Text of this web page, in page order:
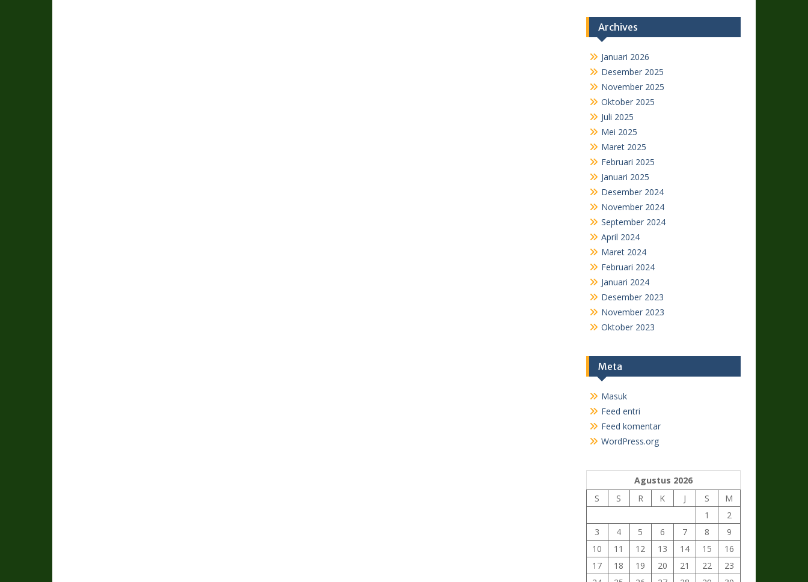
Archives
Januari 2026
Desember 2025
November 2025
Oktober 2025
Juli 2025
Mei 2025
Maret 2025
Februari 2025
Januari 2025
Desember 2024
November 2024
September 2024
April 2024
Maret 2024
Februari 2024
Januari 2024
Desember 2023
November 2023
Oktober 2023
Meta
Masuk
Feed entri
Feed komentar
WordPress.org
Agustus 2026
S
S R K J S
M
1
2
3
4 5 6 7 8
9
10
11 12 13 14 15
16
17
18 19 20 21 22
23